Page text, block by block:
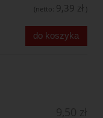
(netto: 9,39 zł )
do koszyka